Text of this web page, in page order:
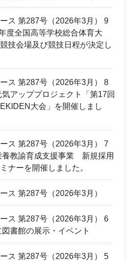
ス 第287号（2026年3月） 9
度全国高等学校総合体育大
技会場及び競技日程が決定し
ス 第287号（2026年3月） 8
アッププロジェクト「第17回
大会」を開催しまし
ス 第287号（2026年3月） 7
養教諭育成支援事業 新規採用
ナーを開催しました。
ス 第287号（2026年3月）
ス 第287号（2026年3月） 6
書館の展示・イベント
ス 第287号（2026年3月） 5